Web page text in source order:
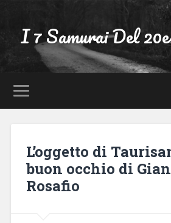
I 7 Samurai Del
L’oggetto di
buon occhio di
Rosafio